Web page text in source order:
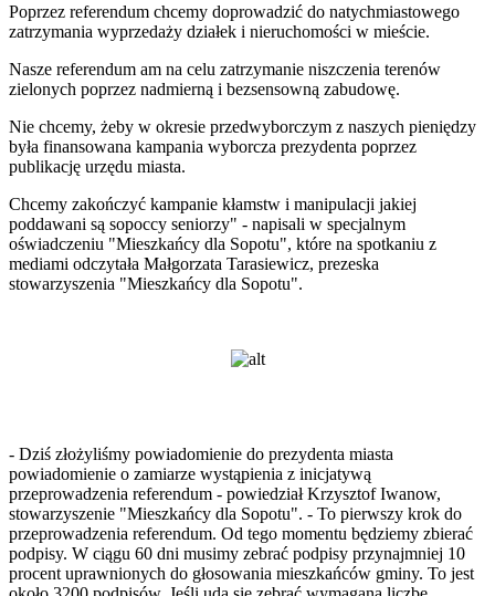
Poprzez referendum chcemy doprowadzić do natychmiastowego
zatrzymania wyprzedaży działek i nieruchomości w mieście.
Nasze referendum am na celu zatrzymanie niszczenia terenów
zielonych poprzez nadmierną i bezsensowną zabudowę.
Nie chcemy, żeby w okresie przedwyborczym z naszych pieniędzy
była finansowana kampania wyborcza prezydenta poprzez
publikację urzędu miasta.
Chcemy zakończyć kampanie kłamstw i manipulacji jakiej
poddawani są sopoccy seniorzy" - napisali w specjalnym
oświadczeniu "Mieszkańcy dla Sopotu", które na spotkaniu z
mediami odczytała Małgorzata Tarasiewicz, prezeska
stowarzyszenia "Mieszkańcy dla Sopotu".
- Dziś złożyliśmy powiadomienie do prezydenta miasta
powiadomienie o zamiarze wystąpienia z inicjatywą
przeprowadzenia referendum - powiedział Krzysztof Iwanow,
stowarzyszenie "Mieszkańcy dla Sopotu". - To pierwszy krok do
przeprowadzenia referendum. Od tego momentu będziemy zbierać
podpisy. W ciągu 60 dni musimy zebrać podpisy przynajmniej 10
procent uprawnionych do głosowania mieszkańców gminy. To jest